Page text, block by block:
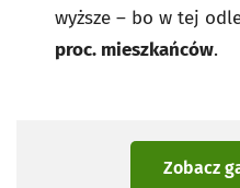
wyższe – bo w tej
proc. mieszkańców.
Zobacz